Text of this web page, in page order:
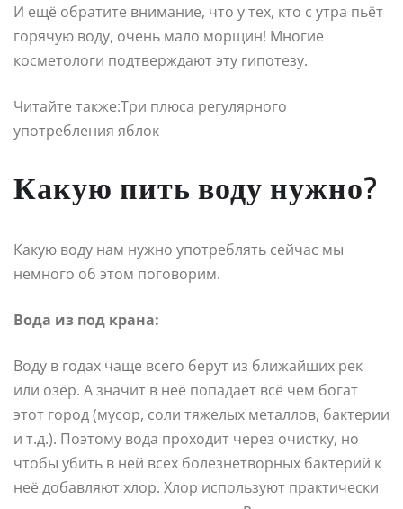
И ещё обратите внимание, что у тех, кто с утра пьёт
горячую воду, очень мало морщин! Многие
косметологи подтверждают эту гипотезу.
Читайте также:Три плюса регулярного
употребления яблок
Какую пить воду нужно?
Какую воду нам нужно употреблять сейчас мы
немного об этом поговорим.
Вода из под крана:
Воду в годах чаще всего берут из ближайших рек
или озёр. А значит в неё попадает всё чем богат
этот город (мусор, соли тяжелых металлов, бактерии
и т.д.). Поэтому вода проходит через очистку, но
чтобы убить в ней всех болезнетворных бактерий к
неё добавляют хлор. Хлор используют практически